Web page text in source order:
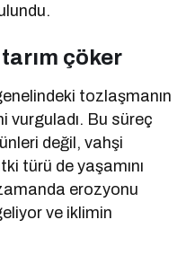
çöker
tozlaşmanın
vurguladı. Bu süreç
değil, vahşi
türü de yaşamını
erozyonu
ve iklimin